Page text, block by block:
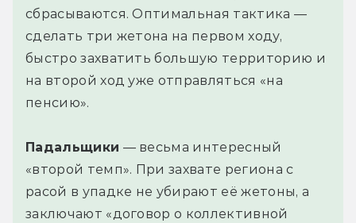
сбрасываются. Оптимальная тактика —
сделать три жетона на первом ходу,
быстро захватить большую территорию и
на второй ход уже отправляться «на
пенсию».
Падальщики — весьма интересный
«второй темп». При захвате региона с
расой в упадке не убирают её жетоны, а
заключают «договор о коллективной